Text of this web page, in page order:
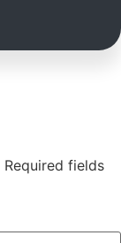
Required fields